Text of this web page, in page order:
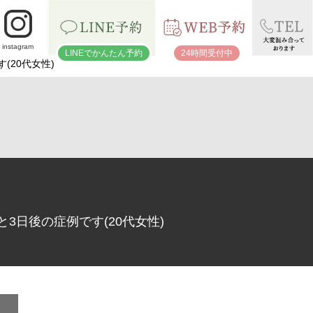
instagram
LINEでかんたん予約 24時間受付中
(20代女性)
3日後の症例です(20代女性)